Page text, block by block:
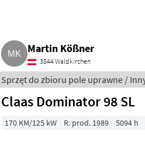
Martin Kößner
3844 Waldkirchen
Sprzęt do zbioru pole uprawne /
Claas Dominator 98 SL
170 KM/125 kW R. prod. 1989 5094 h